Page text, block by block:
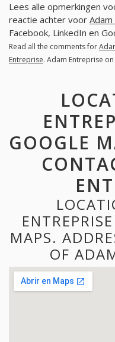
Lees alle opmerkingen
reactie achter voor
Facebook, LinkedIn en
Read all the comments for
Entreprise. Adam Entreprise
GOOGLE
MAPS.
OF